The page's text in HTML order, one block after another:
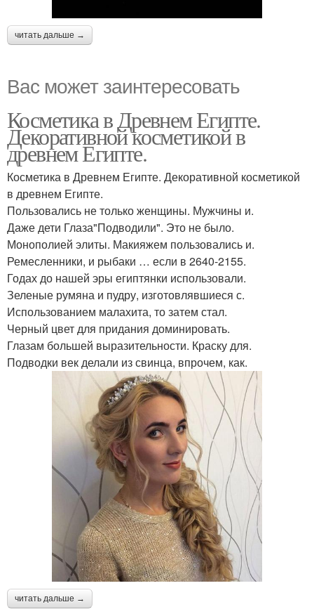
читать дальше →
Вас может заинтересовать
Косметика в Древнем Египте.
Декоративной косметикой в
древнем Египте.
Косметика в Древнем Египте. Декоративной косметикой
в древнем Египте.
Пользовались не только женщины. Мужчины и.
Даже дети Глаза"Подводили". Это не было.
Монополией элиты. Макияжем пользовались и.
Ремесленники, и рыбаки … если в 2640-2155.
Годах до нашей эры египтянки использовали.
Зеленые румяна и пудру, изготовлявшиеся с.
Использованием малахита, то затем стал.
Черный цвет для придания доминировать.
Глазам большей выразительности. Краску для.
Подводки век делали из свинца, впрочем, как.
читать дальше →